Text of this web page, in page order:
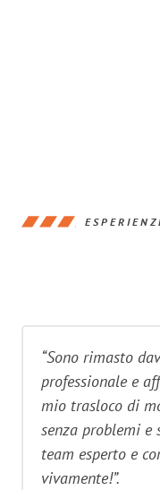
“Sono rimasto
professionale e
mio trasloco di
senza problemi e
team esperto e
vivamente!”.